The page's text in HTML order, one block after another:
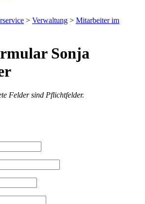
> Verwaltung > Mitarbeiter im
Sonja
Felder sind Pflichtfelder.